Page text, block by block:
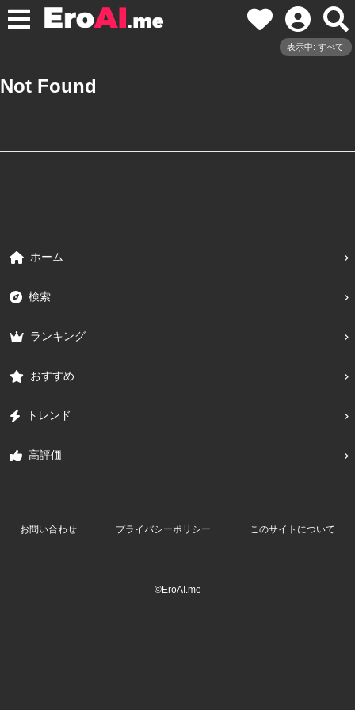
表示中: すべて
Not Found
ホーム
検索
ランキング
おすすめ
トレンド
高評価
お問い合わせ プライバシーポリシー このサイトについて
©EroAI.me